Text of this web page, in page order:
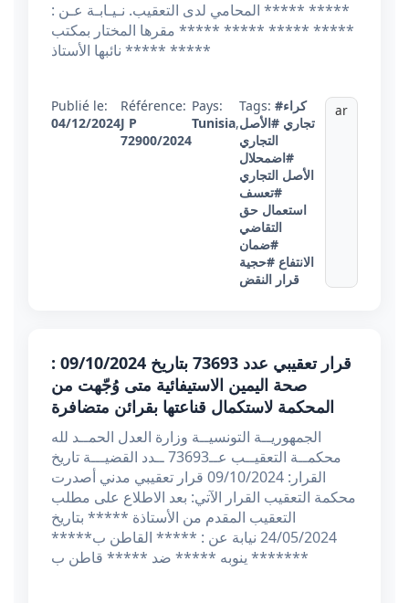
***** ***** المحامي لدى التعقيب. نـيـابـة عـن :
***** ***** ***** ***** مقرها المختار بمكتب
نائبها الأستاذ ***** *****
Publié le:
04/12/2024
Référence:
J P
72900/2024
Pays:
Tunisia,
Tags: #كراء
تجاري #الأصل
التجاري
#اضمحلال
الأصل التجاري
#تعسف
استعمال حق
التقاضي
#ضمان
الانتفاع #حجية
قرار النقض
ar
قرار تعقيبي عدد 73693 بتاريخ 09/10/2024 :
صحة اليمين الاستيفائية متى وُجّهت من
المحكمة لاستكمال قناعتها بقرائن متضافرة
الجمهوريــة التونسيــة وزارة العدل الحمــد لله
محكمــة التعقيــب عــ73693 ــدد القضيـــة تاريخ
القرار: 09/10/2024 قرار تعقيبي مدني أصدرت
محكمة التعقيب القرار الآتي: بعد الاطلاع على مطلب
التعقيب المقدم من الأستاذة ***** بتاريخ
24/05/2024 نيابة عن : ***** القاطن ب*****
***** ينوبه ***** ضد ***** قاطن ب**